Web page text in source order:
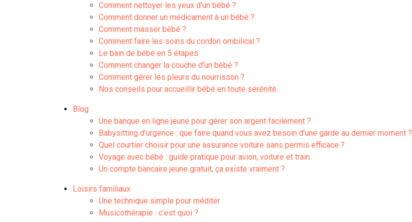
Comment nettoyer les yeux d’un bébé ?
Comment donner un médicament à un bébé ?
Comment masser bébé ?
Comment faire les soins du cordon ombilical ?
Le bain de bébé en 5 étapes
Comment changer la couche d’un bébé ?
Comment gérer les pleurs du nourrisson ?
Nos conseils pour accueillir bébé en toute sérénité
Blog
Une banque en ligne jeune pour gérer son argent facilement ?
Babysitting d’urgence : que faire quand vous avez besoin d’une garde au dernier moment ?
Quel courtier choisir pour une assurance voiture sans permis efficace ?
Voyage avec bébé : guide pratique pour avion, voiture et train
Un compte bancaire jeune gratuit, ça existe vraiment ?
Loisirs familiaux
Une technique simple pour méditer
Musicothérapie : c’est quoi ?